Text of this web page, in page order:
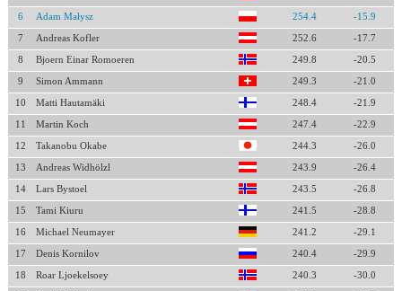
6 Adam Małysz 254.4 -15.9
7 Andreas Kofler 252.6 -17.7
8 Bjoern Einar Romoeren 249.8 -20.5
9 Simon Ammann 249.3 -21.0
10 Matti Hautamäki 248.4 -21.9
11 Martin Koch 247.4 -22.9
12 Takanobu Okabe 244.3 -26.0
13 Andreas Widhölzl 243.9 -26.4
14 Lars Bystoel 243.5 -26.8
15 Tami Kiuru 241.5 -28.8
16 Michael Neumayer 241.2 -29.1
17 Denis Kornilov 240.4 -29.9
18 Roar Ljoekelsoey 240.3 -30.0